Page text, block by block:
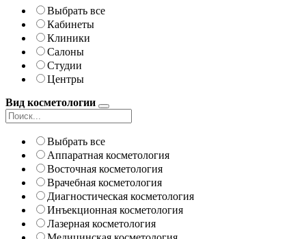
Выбрать все
Кабинеты
Клиники
Салоны
Студии
Центры
Вид косметологии
Выбрать все
Аппаратная косметология
Восточная косметология
Врачебная косметология
Диагностическая косметология
Инъекционная косметология
Лазерная косметология